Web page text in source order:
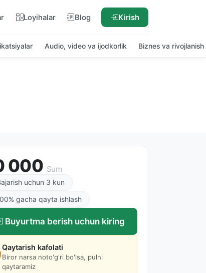
Loyihalar Blog Kirish
Audio, video va ijodkorlik Biznes va rivojlanish
000 Sum
uchun 3 kun
gacha qayta ishlash
Buyurtma berish uchun kiring
Qaytarish kafolati
Biror narsa noto'g'ri bo'lsa, pulni
qaytaramiz